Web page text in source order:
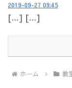
2019-09-27 09:45
[…] […]
ホーム 教